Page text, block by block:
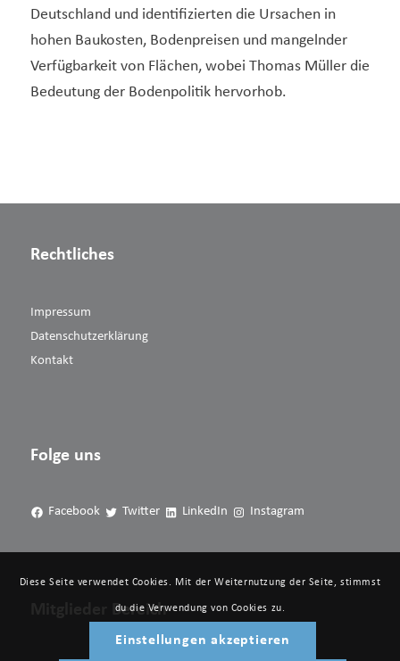
Deutschland und identifizierten die Ursachen in
hohen Baukosten, Bodenpreisen und mangelnder
Verfügbarkeit von Flächen, wobei Thomas Müller die
Bedeutung der Bodenpolitik hervorhob.
Rechtliches
Impressum
Datenschutzerklärung
Kontakt
Folge uns
Facebook Twitter LinkedIn Instagram
Mitglieder Bereich
Diese Seite verwendet Cookies. Mit der Weiternutzung der Seite, stimmst
du die Verwendung von Cookies zu.
Einstellungen akzeptieren